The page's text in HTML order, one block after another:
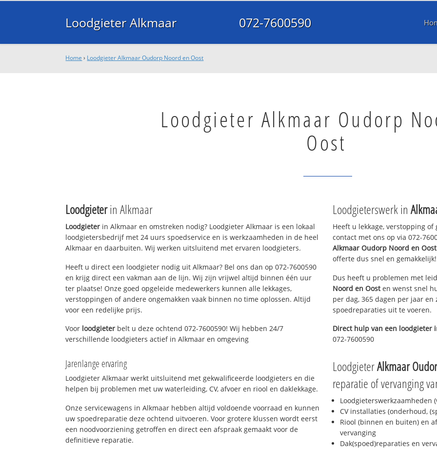
Loodgieter Alkmaar 072-7600590
Home › Loodgieter Alkmaar Oudorp Noord en Oost
Loodgieter Alkmaar Oudorp
Oost
Loodgieterin Alkmaar
Loodgieter in Alkmaar en omstreken nodig? Loodgieter Alkmaar is een lokaal
loodgietersbedrijf met 24 uurs spoedservice en is werkzaamheden in de heel
Alkmaar en daarbuiten. Wij werken uitsluitend met ervaren loodgieters.
Heeft u direct een loodgieter nodig uit Alkmaar? Bel ons dan op 072-7600590
en krijg direct een vakman aan de lijn. Wij zijn vrijwel altijd binnen één uur
ter plaatse! Onze goed opgeleide medewerkers kunnen alle lekkages,
verstoppingen of andere ongemakken vaak binnen no time oplossen. Altijd
voor een redelijke prijs.
Voor loodgieter belt u deze ochtend 072-7600590! Wij hebben 24/7
verschillende loodgieters actief in Alkmaar en omgeving
Jarenlange ervaring
Loodgieter Alkmaar werkt uitsluitend met gekwalificeerde loodgieters en die
helpen bij problemen met uw waterleiding, CV, afvoer en riool en daklekkage.
Onze servicewagens in Alkmaar hebben altijd voldoende voorraad en kunnen
uw spoedreparatie deze ochtend uitvoeren. Voor grotere klussen wordt eerst
een noodvoorziening getroffen en direct een afspraak gemaakt voor de
definitieve reparatie.
Loodgieterswerk in
Heeft u lekkage, verstopping
contact met ons op via 072-
Alkmaar Oudorp Noord en Oost
offerte dus snel en gemakkelijk!
Dus heeft u problemen met
Noord en Oosten wenst snel
per dag, 365 dagen per jaar
spoedreparaties uit te voeren.
Direct hulp van een loodgieter
072-7600590
LoodgieterAlkmaar
reparatie of vervanging
Loodgieterswerkzaamheden
CV installaties (onderhoud,
Riool (binnen en buiten) en
vervanging
Dak(spoed)reparaties en